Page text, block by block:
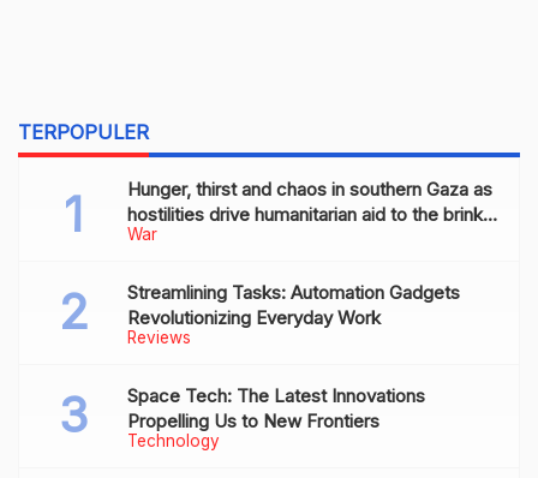
TERPOPULER
War
Hunger, thirst and chaos in southern Gaza as
hostilities drive humanitarian aid to the brink
of collapse
Reviews
Streamlining Tasks: Automation Gadgets
Revolutionizing Everyday Work
Technology
Space Tech: The Latest Innovations
Propelling Us to New Frontiers